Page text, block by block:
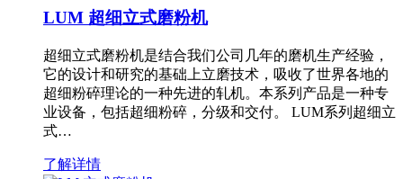
LUM 超细立式磨粉机
超细立式磨粉机是结合我们公司几年的磨机生产经验，
它的设计和研究的基础上立磨技术，吸收了世界各地的
超细粉碎理论的一种先进的轧机。本系列产品是一种专
业设备，包括超细粉碎，分级和交付。 LUM系列超细立
式…
了解详情